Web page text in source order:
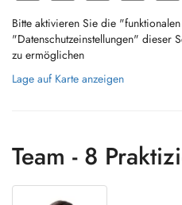
Bitte aktivieren Sie die
"Datenschutzeinstellungen" dieser
zu ermöglichen
Lage auf Karte anzeigen
Team - 8